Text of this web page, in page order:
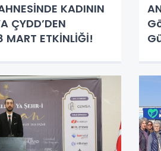
KADININ
ÇYDD’DEN
MART ETKİNLİĞİ!